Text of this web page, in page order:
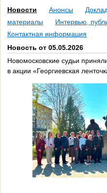
Новости Анонсы
материалы
Интервью,
Контактная информация
Новость от 05.05.2026
Новомосковские судьи
в акции «Георгиевская